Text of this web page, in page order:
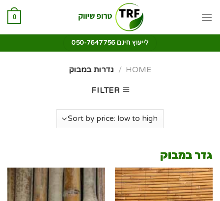
0
לייעוץ חינם 050-7647756
HOME
/ גדרות במבוק
FILTER
גדר במבוק